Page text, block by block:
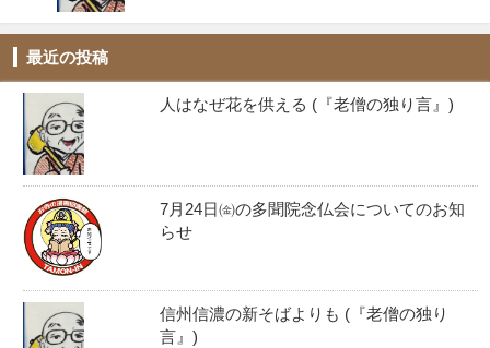
最近の投稿
人はなぜ花を供える (『老僧の独り言』)
7月24日㈮の多聞院念仏会についてのお知
らせ
信州信濃の新そばよりも (『老僧の独り
言』)